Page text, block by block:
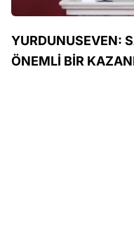
YURDUNUSEVEN:
ÖNEMLİ BİR